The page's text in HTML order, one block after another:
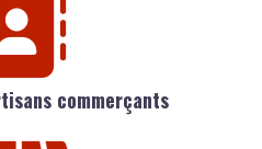
commerçants